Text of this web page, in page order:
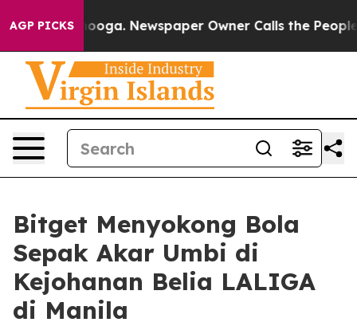
AGP PICKS Newspaper Owner Calls the People
Bitget Menyokong Bola
Sepak Akar Umbi di
Kejohanan Belia LALIGA
di Manila